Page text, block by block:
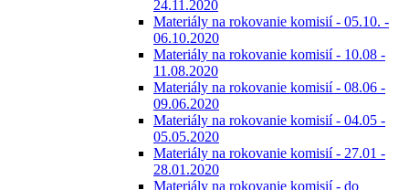
24.11.2020
Materiály na rokovanie komisií - 05.10. -
06.10.2020
Materiály na rokovanie komisií - 10.08 -
11.08.2020
Materiály na rokovanie komisií - 08.06 -
09.06.2020
Materiály na rokovanie komisií - 04.05 -
05.05.2020
Materiály na rokovanie komisií - 27.01 -
28.01.2020
Materiály na rokovanie komisií - do